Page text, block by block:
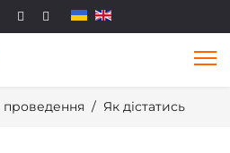
проведення Як дістатись